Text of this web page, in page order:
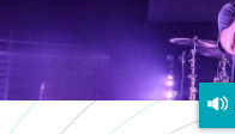
het
menu